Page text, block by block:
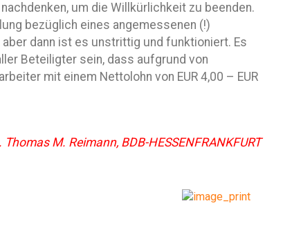
um die Willkürlichkeit zu beenden.
bezüglich eines angemessenen (!)
dann ist es unstrittig und funktioniert. Es
Beteiligter sein, dass aufgrund von
mit einem Nettolohn von EUR 4,00 – EUR
Thomas M. Reimann, BDB-HESSENFRANKFURT